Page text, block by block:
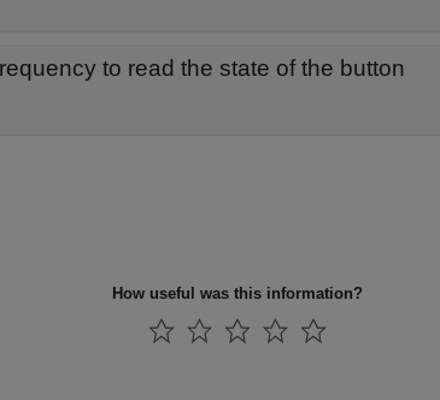
to read the state of the button
How useful was this information?